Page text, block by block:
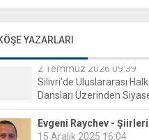
YAZARLARI
Evgeni Raychev -
15 Aralık 2025 16:04